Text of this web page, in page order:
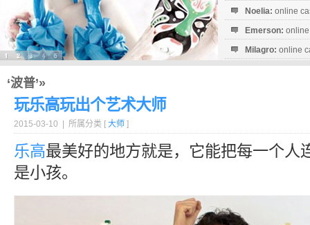
Noelia: online
Emerson:
Milagro: online
‘波普’»
玩乐高玩出个艺术大师
2015-03-10 | 所属分类 [ 大师 ]
乐高最美好的地方就是，它能把每一个人
是小孩。